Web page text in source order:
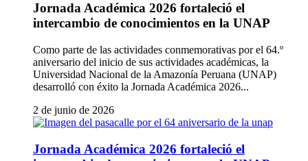
Jornada Académica 2026 fortaleció el
intercambio de conocimientos en la UNAP
Como parte de las actividades conmemorativas por el 64.º
aniversario del inicio de sus actividades académicas, la
Universidad Nacional de la Amazonía Peruana (UNAP)
desarrolló con éxito la Jornada Académica 2026...
2 de junio de 2026
Jornada Académica 2026 fortaleció el